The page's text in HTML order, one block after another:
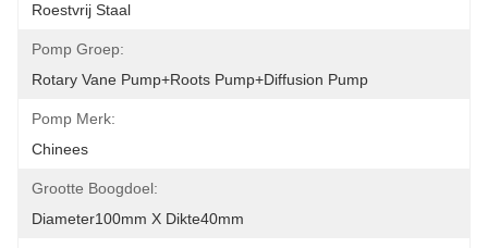
Roestvrij Staal
Pomp Groep:
Rotary Vane Pump+Roots Pump+Diffusion Pump
Pomp Merk:
Chinees
Grootte Boogdoel:
Diameter100mm X Dikte40mm